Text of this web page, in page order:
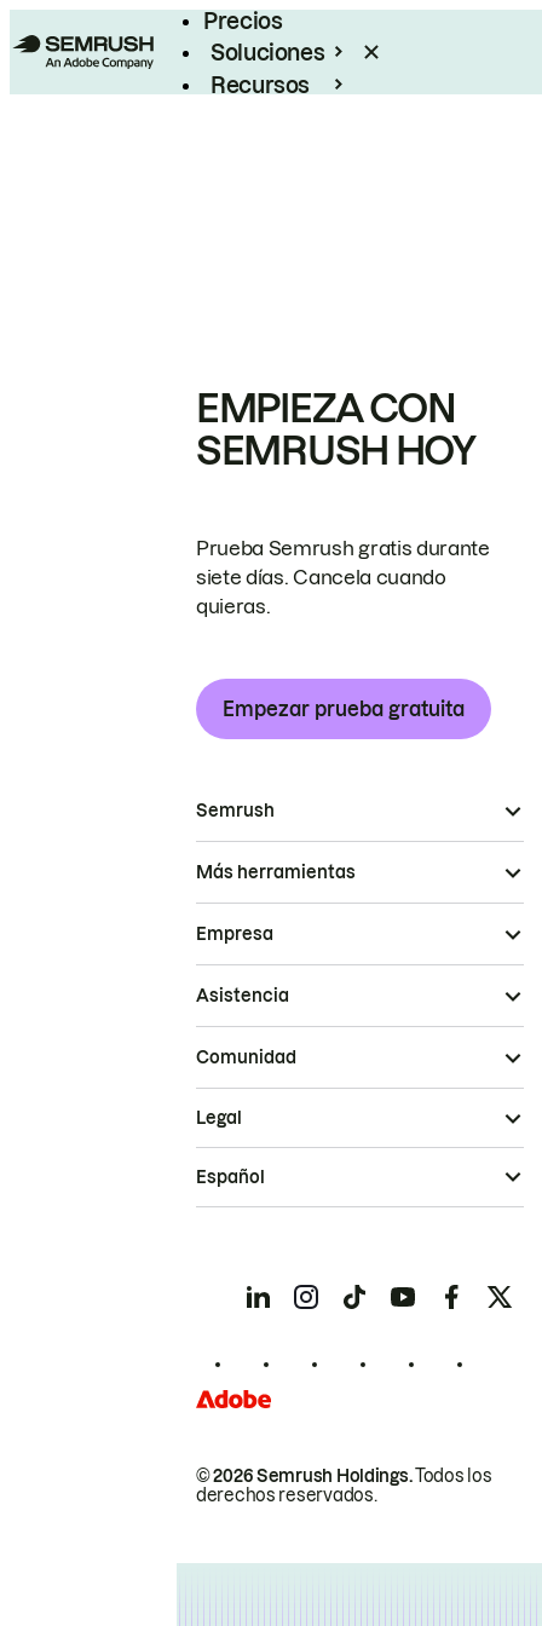
Precios
Soluciones
Recursos
EMPIEZA CON
SEMRUSH HOY
Prueba Semrush gratis durante
siete días. Cancela cuando
quieras.
Empezar prueba gratuita
Semrush
Más herramientas
Empresa
Asistencia
Comunidad
© 2026 Semrush Holdings.Todos los
derechos reservados.
Legal
Español